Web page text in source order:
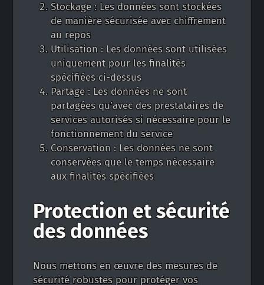
Stockage : Les données sont stockées
de manière sécurisée avec chiffrement
au repos
Utilisation : Les données sont utilisées
uniquement pour les finalités
spécifiées ci-dessus
Partage : Les données ne sont
partagées qu’avec des prestataires de
services autorisés si nécessaire pour le
fonctionnement du service
Conservation : Les données ne sont
conservées que le temps nécessaire
aux finalités spécifiées
Protection et sécurité
des données
Nous mettons en œuvre des mesures de
sécurité robustes pour protéger vos